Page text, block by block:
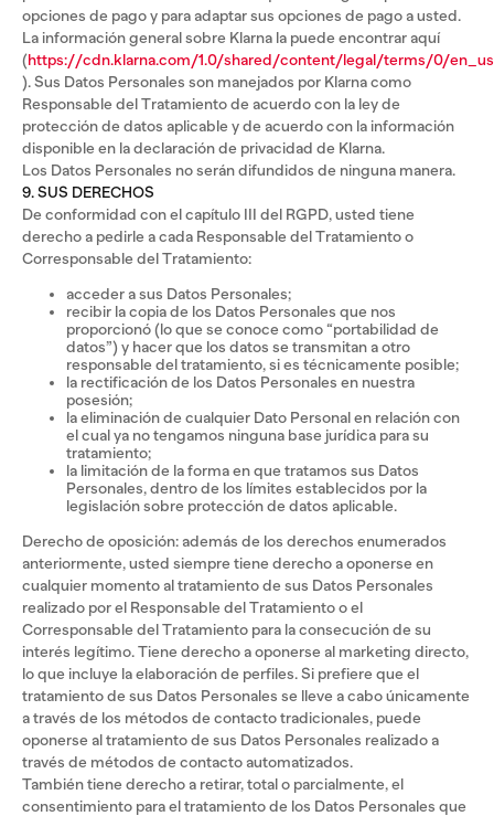
opciones de pago y para adaptar sus opciones de pago a usted.
La información general sobre Klarna la puede encontrar aquí
(https://cdn.klarna.com/1.0/shared/content/legal/terms/0/
). Sus Datos Personales son manejados por Klarna como
Responsable del Tratamiento de acuerdo con la ley de
protección de datos aplicable y de acuerdo con la información
disponible en la declaración de privacidad de Klarna.
Los Datos Personales no serán difundidos de ninguna manera.
9. SUS DERECHOS
De conformidad con el capítulo III del RGPD, usted tiene
derecho a pedirle a cada Responsable del Tratamiento o
Corresponsable del Tratamiento:
acceder a sus Datos Personales;
recibir la copia de los Datos Personales que nos
proporcionó (lo que se conoce como “portabilidad de
datos”) y hacer que los datos se transmitan a otro
responsable del tratamiento, si es técnicamente posible;
la rectificación de los Datos Personales en nuestra
posesión;
la eliminación de cualquier Dato Personal en relación con
el cual ya no tengamos ninguna base jurídica para su
tratamiento;
la limitación de la forma en que tratamos sus Datos
Personales, dentro de los límites establecidos por la
legislación sobre protección de datos aplicable.
Derecho de oposición: además de los derechos enumerados
anteriormente, usted siempre tiene derecho a oponerse en
cualquier momento al tratamiento de sus Datos Personales
realizado por el Responsable del Tratamiento o el
Corresponsable del Tratamiento para la consecución de su
interés legítimo. Tiene derecho a oponerse al marketing directo,
lo que incluye la elaboración de perfiles. Si prefiere que el
tratamiento de sus Datos Personales se lleve a cabo únicamente
a través de los métodos de contacto tradicionales, puede
oponerse al tratamiento de sus Datos Personales realizado a
través de métodos de contacto automatizados.
También tiene derecho a retirar, total o parcialmente, el
consentimiento para el tratamiento de los Datos Personales que